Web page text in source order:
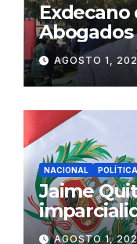
Exdecano
ciudadana
AGOSTO 1,
NACIONAL POLÍTICA
Jaime
AGOSTO 1,